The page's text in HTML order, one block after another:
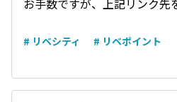
お手数ですが、上記リンク先
# リベシティ # リベポイント